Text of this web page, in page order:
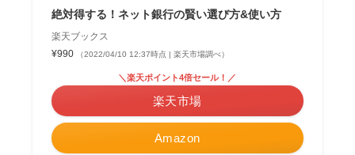
絶対得する！ネット銀行の賢い選び方&使い方
楽天ブックス
¥990
（2022/04/10 12:37時点 | 楽天市場調べ）
Amazon
＼楽天ポイント4倍セール！／
楽天市場